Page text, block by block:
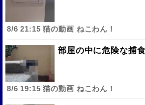
8/6 21:15 猫の動画 ねこわん！
部屋の中に危険な捕
8/6 19:15 猫の動画 ねこわん！